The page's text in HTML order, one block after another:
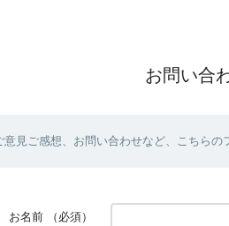
お問い合
見ご感想、お問い合わせなど、こちらの
お名前 （必須）